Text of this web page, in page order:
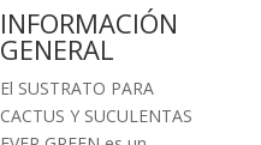
INFORMACIÓN
GENERAL
El SUSTRATO PARA
CACTUS Y SUCULENTAS